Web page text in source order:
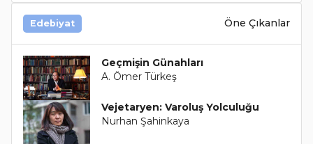
Edebiyat Öne Çıkanlar
Geçmişin Günahları
A. Ömer Türkeş
Vejetaryen: Varoluş Yolculuğu
Nurhan Şahinkaya